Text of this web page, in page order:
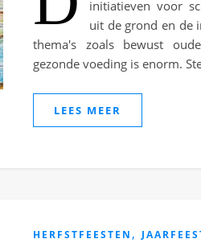
initiatieven voor
uit de grond en de
thema's zoals bewust
gezonde voeding is enorm.
LEES MEER
HERFSTFEESTEN ,